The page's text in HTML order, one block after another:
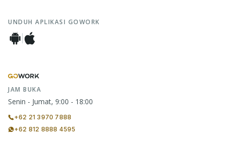
UNDUH APLIKASI GOWORK
JAM BUKA
Senin - Jumat, 9:00 - 18:00
+62 21 3970 7888
+62 812 8888 4595